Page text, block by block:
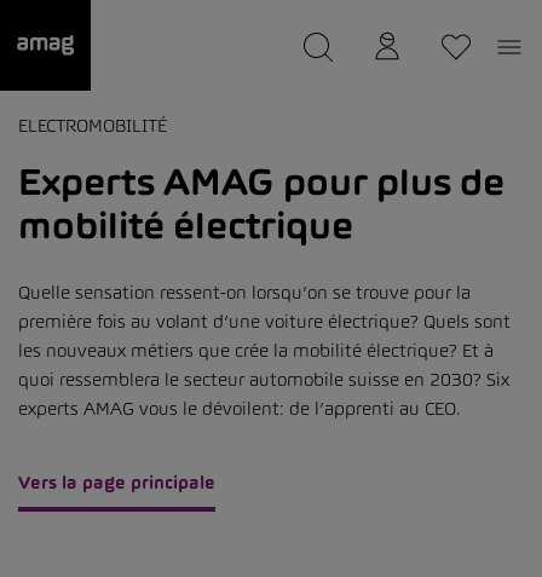
ELECTROMOBILITÉ
Experts AMAG pour plus de
mobilité électrique
Quelle sensation ressent-on lorsqu’on se trouve pour la
première fois au volant d’une voiture électrique? Quels sont
les nouveaux métiers que crée la mobilité électrique? Et à
quoi ressemblera le secteur automobile suisse en 2030? Six
experts AMAG vous le dévoilent: de l’apprenti au CEO.
Vers la page principale